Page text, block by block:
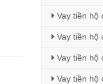
Vay tiền hộ
Vay tiền hộ
Vay tiền hộ
Vay tiền hộ